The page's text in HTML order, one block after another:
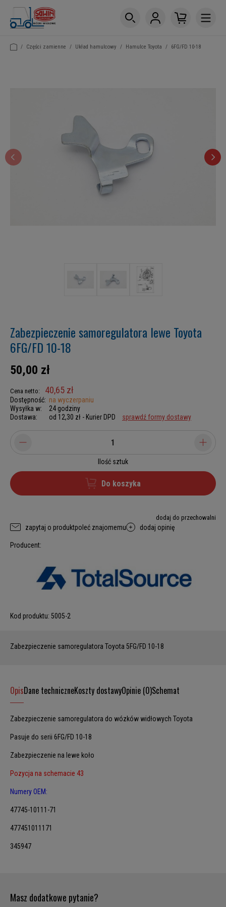
/ Części zamienne / Układ hamulcowy / Hamulce Toyota / 6FG/FD 10-18
Zabezpieczenie samoregulatora lewe Toyota
6FG/FD 10-18
50,00 zł
Cena netto: 40,65 zł
Dostępność: na wyczerpaniu
Wysyłka w:
24 godziny
Dostawa:
od 12,30 zł - Kurier DPD sprawdź formy dostawy
Ilość sztuk
Do koszyka
dodaj do przechowalni
zapytaj o produktpoleć znajomemu dodaj opinię
Producent:
Kod produktu: 5005-2
Zabezpieczenie samoregulatora Toyota 5FG/FD 10-18
OpisDane techniczneKoszty dostawyOpinie (0)Schemat
Zabezpieczenie samoregulatora do wózków widłowych Toyota
Pasuje do serii 6FG/FD 10-18
Zabezpieczenie na lewe koło
Pozycja na schemacie 43
Numery OEM:
47745-10111-71
477451011171
345947
Masz dodatkowe pytanie?